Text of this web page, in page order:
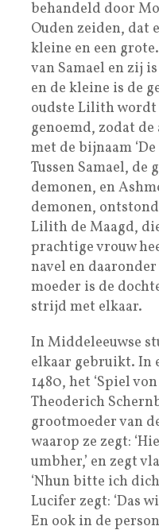
behandeld door
Ouden zeiden, dat
kleine en een
van Samael en zij
en de kleine is de
oudste Lilith
genoemd, zodat
met de bijnaam
Tussen Samael,
demonen, en
demonen,
Lilith de Maagd,
prachtige vrouw
navel en
moeder is de
strijd met elkaar.
In Middeleeuwse
elkaar gebruikt. In
1480, het ‘Spiel
Theoderich
grootmoeder van
waarop ze zegt:
umbher,’ en zegt
‘Nhun bitte ich
Lucifer zegt: ‘Das
En ook in de